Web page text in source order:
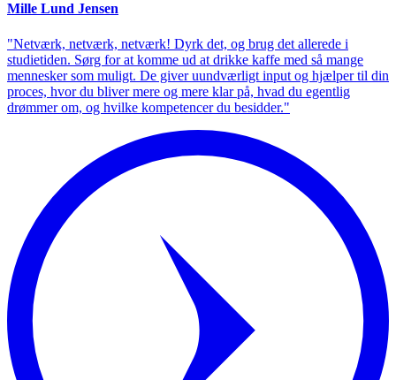
Mille Lund Jensen
"Netværk, netværk, netværk! Dyrk det, og brug det allerede i
studietiden. Sørg for at komme ud at drikke kaffe med så mange
mennesker som muligt. De giver uundværligt input og hjælper til din
proces, hvor du bliver mere og mere klar på, hvad du egentlig
drømmer om, og hvilke kompetencer du besidder."